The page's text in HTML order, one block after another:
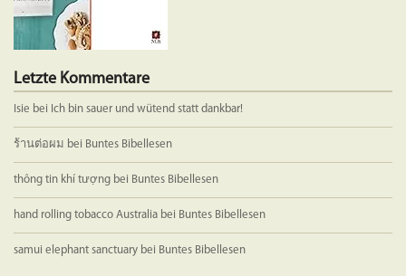
Letzte Kommentare
Isie bei Ich bin sauer und wütend statt dankbar!
ร้านต่อผม bei Buntes Bibellesen
thông tin khí tượng bei Buntes Bibellesen
hand rolling tobacco Australia bei Buntes Bibellesen
samui elephant sanctuary bei Buntes Bibellesen